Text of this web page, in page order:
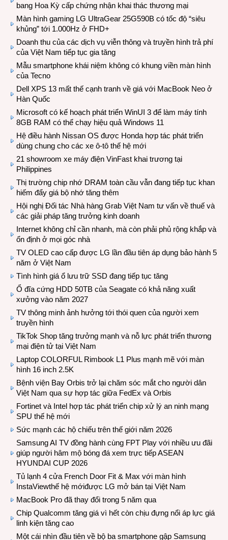
bang Hoa Kỳ cấp chứng nhận khai thác thương mại
Màn hình gaming LG UltraGear 25G590B có tốc độ “siêu
khủng” tới 1.000Hz ở FHD+
Doanh thu của các dịch vụ viễn thông và truyền hình trả phí
của Việt Nam tiếp tục gia tăng
Mẫu smartphone khái niệm không có khung viền màn hình
của Tecno
Dell XPS 13 mất thế cạnh tranh về giá với MacBook Neo ở
Hàn Quốc
Microsoft có kế hoạch phát triển WinUI 3 để làm máy tính
8GB RAM có thể chạy hiệu quả Windows 11
Hệ điều hành Nissan OS được Honda hợp tác phát triển
dùng chung cho các xe ô-tô thế hệ mới
21 showroom xe máy điện VinFast khai trương tại
Philippines
Thị trường chip nhớ DRAM toàn cầu vẫn đang tiếp tục khan
hiếm đẩy giá bộ nhớ tăng thêm
Hội nghị Đối tác Nhà hàng Grab Việt Nam tư vấn về thuế và
các giải pháp tăng trưởng kinh doanh
Internet không chỉ cần nhanh, mà còn phải phủ rộng khắp và
ổn định ở mọi góc nhà
TV OLED cao cấp được LG lần đầu tiên áp dụng bảo hành 5
năm ở Việt Nam
Tình hình giá ổ lưu trữ SSD đang tiếp tục tăng
Ổ đĩa cứng HDD 50TB của Seagate có khả năng xuất
xưởng vào năm 2027
TV thông minh ảnh hưởng tới thói quen của người xem
truyền hình
TikTok Shop tăng trưởng mạnh và nỗ lực phát triển thương
mại điện tử tại Việt Nam
Laptop COLORFUL Rimbook L1 Plus mạnh mẽ với màn
hình 16 inch 2.5K
Bệnh viện Bay Orbis trở lại chăm sóc mắt cho người dân
Việt Nam qua sự hợp tác giữa FedEx và Orbis
Fortinet và Intel hợp tác phát triển chip xử lý an ninh mạng
SPU thế hệ mới
Sức mạnh các hộ chiếu trên thế giới năm 2026
Samsung AI TV đồng hành cùng FPT Play với nhiều ưu đãi
giúp người hâm mộ bóng đá xem trực tiếp ASEAN
HYUNDAI CUP 2026
Tủ lạnh 4 cửa French Door Fit & Max với màn hình
InstaViewthế hệ mớiđược LG mở bán tại Việt Nam
MacBook Pro đã thay đổi trong 5 năm qua
Chip Qualcomm tăng giá vì hết còn chịu đựng nổi áp lực giá
linh kiện tăng cao
Một cái nhìn đầu tiên về bộ ba smartphone gập Samsung